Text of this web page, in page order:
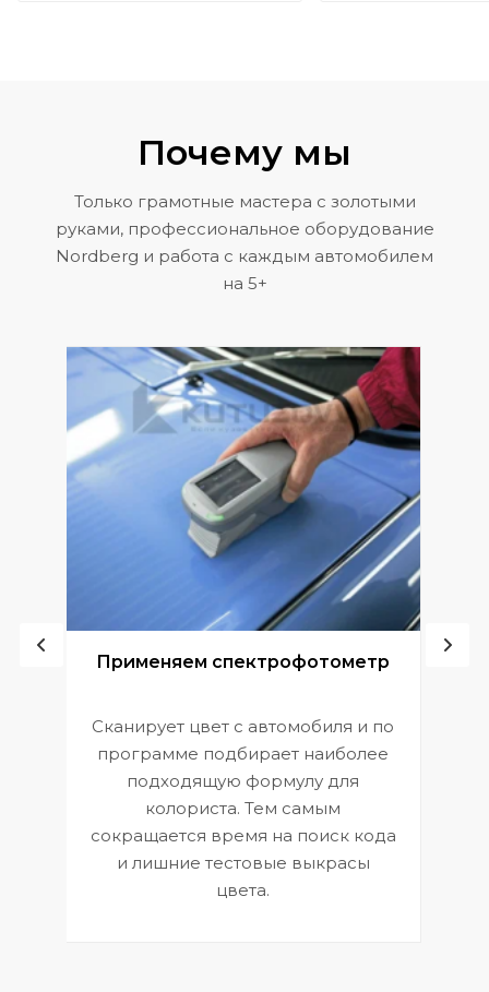
Почему мы
Только грамотные мастера с золотыми
руками, профессиональное оборудование
Nordberg и работа с каждым автомобилем
на 5+
Применяем спектрофотометр
Сканирует цвет с автомобиля и по
программе подбирает наиболее
подходящую формулу для
колориста. Тем самым
сокращается время на поиск кода
и лишние тестовые выкрасы
цвета.